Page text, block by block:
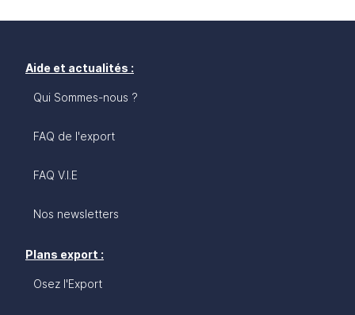
Aide et actualités :
Qui Sommes-nous ?
FAQ de l'export
FAQ V.I.E
Nos newsletters
Plans export :
Osez l'Export